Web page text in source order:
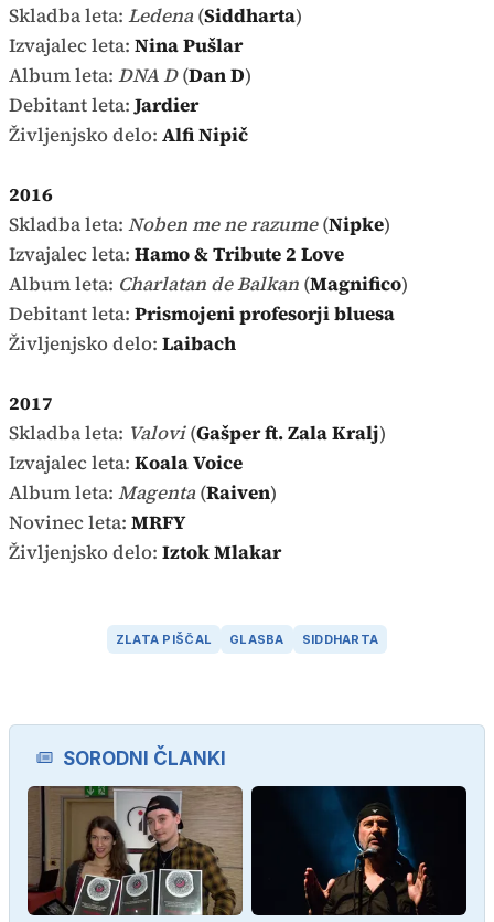
Skladba leta: Ledena(Siddharta)
Izvajalec leta: Nina Pušlar
Album leta: DNA D(Dan D)
Debitant leta: Jardier
Življenjsko delo: Alfi Nipič
2016
Skladba leta: Noben me ne razume(Nipke)
Izvajalec leta: Hamo & Tribute 2 Love
Album leta: Charlatan de Balkan (Magnifico)
Debitant leta: Prismojeni profesorji bluesa
Življenjsko delo: Laibach
2017
Skladba leta: Valovi(Gašper ft. Zala Kralj)
Izvajalec leta: Koala Voice
Album leta: Magenta(Raiven)
Novinec leta: MRFY
Življenjsko delo: Iztok Mlakar
ZLATA PIŠČAL GLASBA SIDDHARTA
SORODNI ČLANKI